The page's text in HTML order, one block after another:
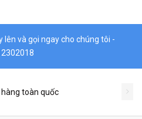
lên và gọi ngay cho chúng tôi -
hàng toàn quốc